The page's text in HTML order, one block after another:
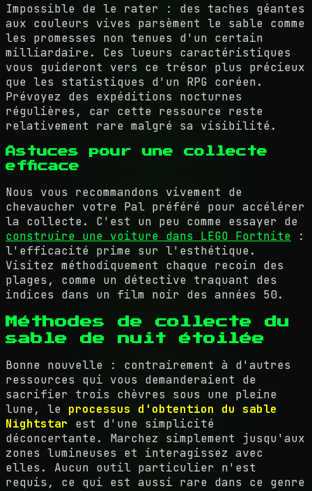
Impossible de le rater : des taches géantes
aux couleurs vives parsèment le sable comme
les promesses non tenues d'un certain
milliardaire. Ces lueurs caractéristiques
vous guideront vers ce trésor plus précieux
que les statistiques d'un RPG coréen.
Prévoyez des expéditions nocturnes
régulières, car cette ressource reste
relativement rare malgré sa visibilité.
Astuces pour une collecte
efficace
Nous vous recommandons vivement de
chevaucher votre Pal préféré pour accélérer
la collecte. C'est un peu comme essayer de
construire une voiture dans LEGO Fortnite :
l'efficacité prime sur l'esthétique.
Visitez méthodiquement chaque recoin des
plages, comme un détective traquant des
indices dans un film noir des années 50.
Méthodes de collecte du
sable de nuit étoilée
Bonne nouvelle : contrairement à d'autres
ressources qui vous demanderaient de
sacrifier trois chèvres sous une pleine
lune, le processus d'obtention du sable
Nightstar est d'une simplicité
déconcertante. Marchez simplement jusqu'aux
zones lumineuses et interagissez avec
elles. Aucun outil particulier n'est
requis, ce qui est aussi rare dans ce genre